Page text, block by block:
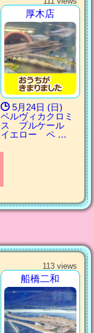
厚木店
5月24日 (日)
ペルヴィカクロミ
ス プルケール
イエロー ペ …
113 views
船橋二和